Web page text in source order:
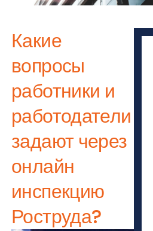
Какие
вопросы
работники и
работодатели
задают через
онлайн
инспекцию
Роструда?